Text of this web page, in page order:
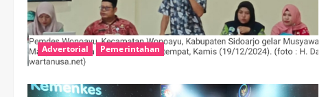
Advertorial Pemerintahan